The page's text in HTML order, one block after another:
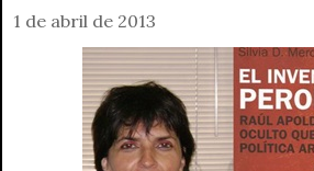
1 de abril de 2013